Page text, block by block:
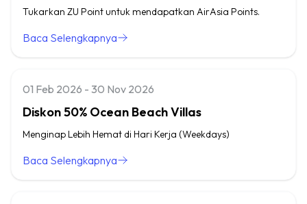
Tukarkan ZU Point untuk mendapatkan AirAsia Points.
Baca Selengkapnya
01 Feb 2026 - 30 Nov 2026
Diskon 50% Ocean Beach Villas
Menginap Lebih Hemat di Hari Kerja (Weekdays)
Baca Selengkapnya